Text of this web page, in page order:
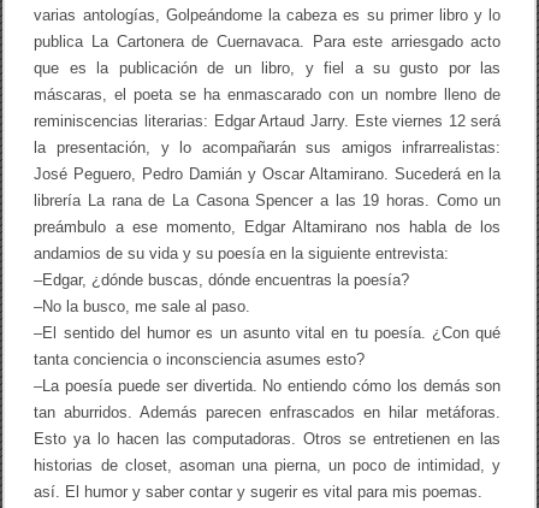
varias antologías, Golpeándome la cabeza es su primer libro y lo
publica La Cartonera de Cuernavaca. Para este arriesgado acto
que es la publicación de un libro, y fiel a su gusto por las
máscaras, el poeta se ha enmascarado con un nombre lleno de
reminiscencias literarias: Edgar Artaud Jarry. Este viernes 12 será
la presentación, y lo acompañarán sus amigos infrarrealistas:
José Peguero, Pedro Damián y Oscar Altamirano. Sucederá en la
librería La rana de La Casona Spencer a las 19 horas. Como un
preámbulo a ese momento, Edgar Altamirano nos habla de los
andamios de su vida y su poesía en la siguiente entrevista:
–Edgar, ¿dónde buscas, dónde encuentras la poesía?
–No la busco, me sale al paso.
–El sentido del humor es un asunto vital en tu poesía. ¿Con qué
tanta conciencia o inconsciencia asumes esto?
–La poesía puede ser divertida. No entiendo cómo los demás son
tan aburridos. Además parecen enfrascados en hilar metáforas.
Esto ya lo hacen las computadoras. Otros se entretienen en las
historias de closet, asoman una pierna, un poco de intimidad, y
así. El humor y saber contar y sugerir es vital para mis poemas.